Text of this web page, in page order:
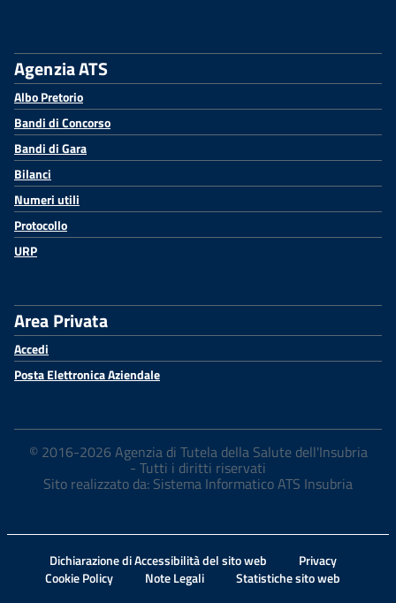
Agenzia ATS
Albo Pretorio
Bandi di Concorso
Bandi di Gara
Bilanci
Numeri utili
Protocollo
URP
Area Privata
Accedi
Posta Elettronica Aziendale
© 2016-2026 Agenzia di Tutela della Salute dell'Insubria
- Tutti i diritti riservati
Sito realizzato da: Sistema Informatico ATS Insubria
Dichiarazione di Accessibilità del sito web
Privacy
Cookie Policy
Note Legali Statistiche sito web